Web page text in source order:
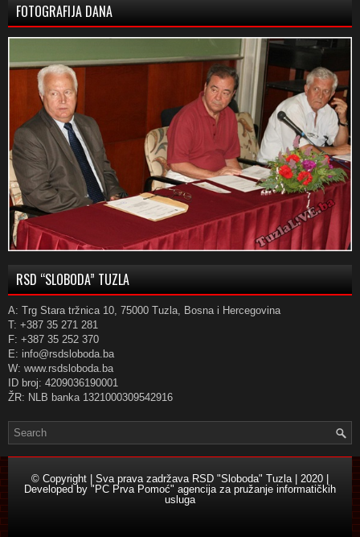
FOTOGRAFIJA DANA
RSD “SLOBODA” TUZLA
A: Trg Stara tržnica 10, 75000 Tuzla, Bosna i Hercegovina
T: +387 35 271 281
F: +387 35 252 370
E: info@rsdsloboda.ba
W: www.rsdsloboda.ba
ID broj: 4209036190001
ŽR: NLB banka 1321000309542916
© Copyright | Sva prava zadržava RSD "Sloboda" Tuzla | 2020 |
Developed by "PC Prva Pomoć" agencija za pružanje informatičkih
usluga